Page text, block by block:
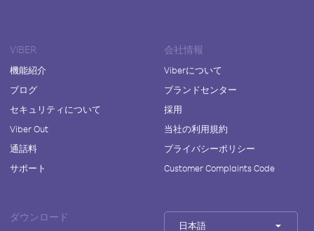
VIBER
機能紹介
ブログ
セキュリティについて
Viber Out
通話料
サポート
会社情報
Viberについて
ブランドセンター
採用
当社の利用規約
プライバシーポリシー
Customer Complaints Code
ダウンロード
日本語